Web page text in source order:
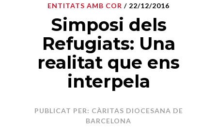
ENTITATS AMB COR / 22/12/2016
Simposi dels
Refugiats: Una
realitat que ens
interpela
PUBLICAT PER: CÀRITAS DIOCESANA DE
BARCELONA